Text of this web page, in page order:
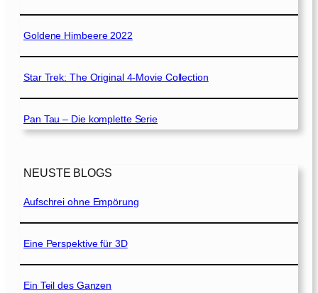
Goldene Himbeere 2022
Star Trek: The Original 4-Movie Collection
Pan Tau – Die komplette Serie
NEUSTE BLOGS
Aufschrei ohne Empörung
Eine Perspektive für 3D
Ein Teil des Ganzen